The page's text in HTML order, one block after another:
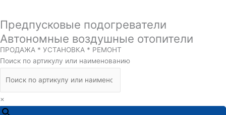
Предпусковые подогреватели
Автономные воздушные отопители
ПРОДАЖА * УСТАНОВКА * РЕМОНТ
Поиск по артикулу или наименованию
×